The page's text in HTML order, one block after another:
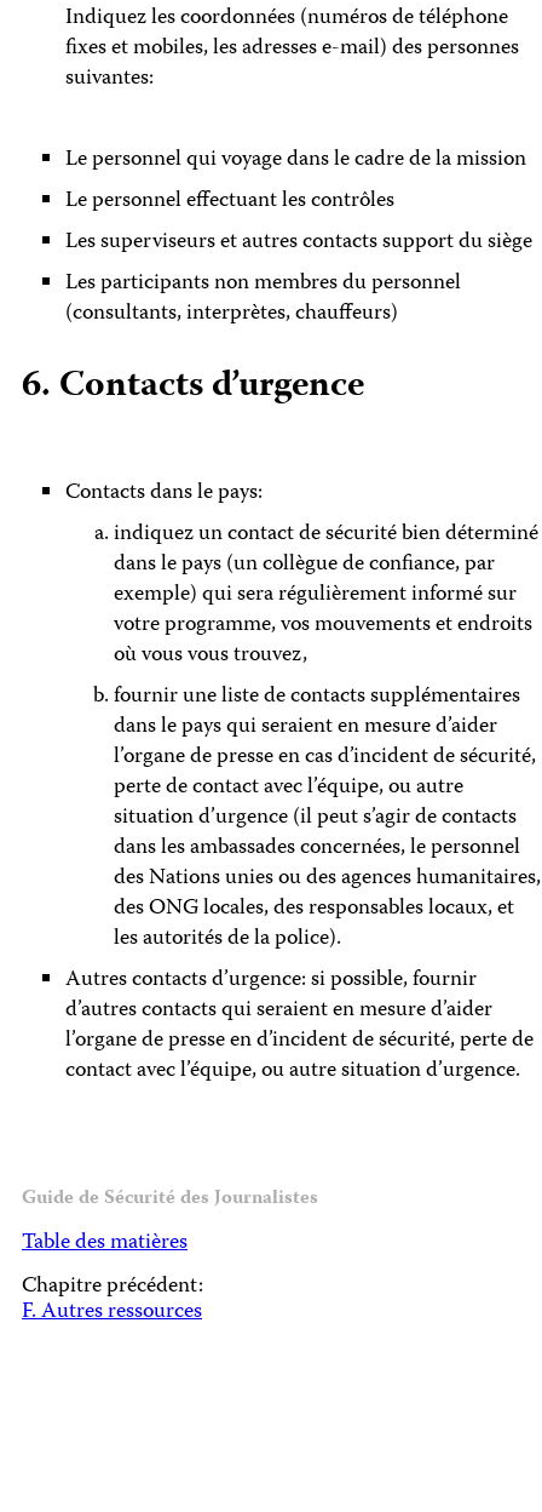
Indiquez les coordonnées (numéros de téléphone
fixes et mobiles, les adresses e-mail) des personnes
suivantes:
Le personnel qui voyage dans le cadre de la mission
Le personnel effectuant les contrôles
Les superviseurs et autres contacts support du siège
Les participants non membres du personnel
(consultants, interprètes, chauffeurs)
6. Contacts d’urgence
Contacts dans le pays:
indiquez un contact de sécurité bien déterminé
dans le pays (un collègue de confiance, par
exemple) qui sera régulièrement informé sur
votre programme, vos mouvements et endroits
où vous vous trouvez,
fournir une liste de contacts supplémentaires
dans le pays qui seraient en mesure d’aider
l’organe de presse en cas d’incident de sécurité,
perte de contact avec l’équipe, ou autre
situation d’urgence (il peut s’agir de contacts
dans les ambassades concernées, le personnel
des Nations unies ou des agences humanitaires,
des ONG locales, des responsables locaux, et
les autorités de la police).
Autres contacts d’urgence: si possible, fournir
d’autres contacts qui seraient en mesure d’aider
l’organe de presse en d’incident de sécurité, perte de
contact avec l’équipe, ou autre situation d’urgence.
Guide de Sécurité des Journalistes
Table des matières
Chapitre précédent:
F. Autres ressources